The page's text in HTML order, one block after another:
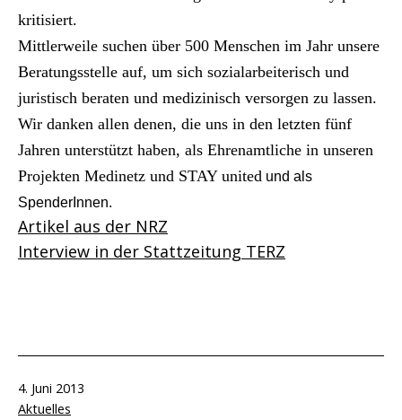
kritisiert.
Mittlerweile suchen über 500 Menschen im Jahr unsere
Beratungsstelle auf, um sich sozialarbeiterisch und
juristisch beraten und medizinisch versorgen zu lassen.
Wir danken allen denen, die uns in den letzten fünf
Jahren unterstützt haben, als Ehrenamtliche in unseren
Projekten Medinetz und STAY united und als
SpenderInnen.
Artikel aus der NRZ
Interview in der Stattzeitung TERZ
Veröffentlicht
am
4. Juni 2013
Kategorisiert
Aktuelles